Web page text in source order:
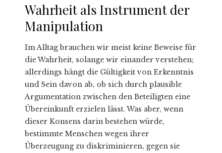
Wahrheit als Instrument der
Manipulation
Im Alltag brauchen wir meist keine Beweise für
die Wahrheit, solange wir einander verstehen;
allerdings hängt die Gültigkeit von Erkenntnis
und Sein davon ab, ob sich durch plausible
Argumentation zwischen den Beteiligten eine
Übereinkunft erzielen lässt. Was aber, wenn
dieser Konsens darin bestehen würde,
bestimmte Menschen wegen ihrer
Überzeugung zu diskriminieren, gegen sie